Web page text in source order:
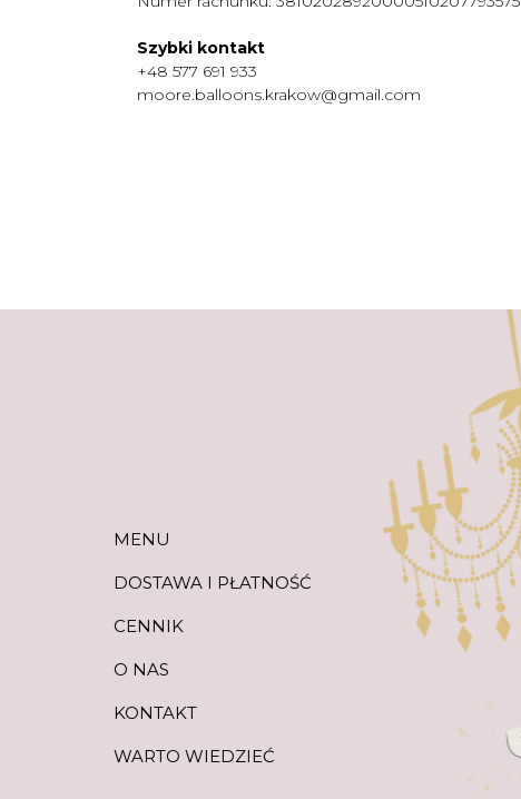
Szybki kontakt
+48 577 691 933
moore.balloons.krakow@gmail.com
KONTAKT
O NAS
CENNIK
DOSTAWA I PŁATNOŚĆ
MENU
WARTO WIEDZIEĆ